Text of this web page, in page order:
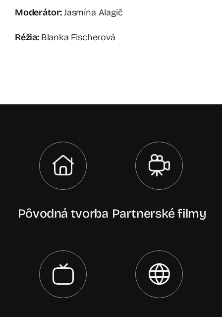
Moderátor:Jasmína Alagič
Réžia: Blanka Fischerová
Pôvodná tvorba Partnerské filmy